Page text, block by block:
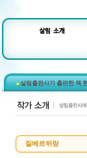
살림출판사가 출판한 책
질베르뒤랑